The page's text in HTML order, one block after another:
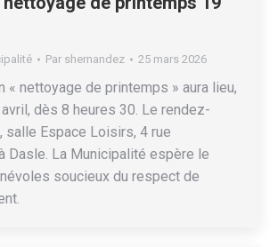
Par shernandez 25 mars 2026
« nettoyage de printemps » aura lieu,
dès 8 heures 30. Le rendez-
salle Espace Loisirs, 4 rue
Dasle. La Municipalité espère le
soucieux du respect de